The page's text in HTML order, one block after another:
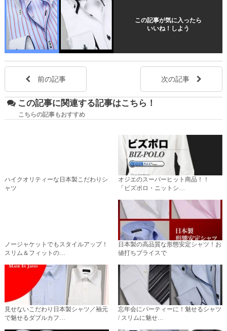
この記事が気に入ったら
いいね！しよう
前の記事 次の記事
この記事に関連する記事はこちら！
こちらの記事もおすすめ
ハイクオリティーな日本製こだわりシ
ャツ
オジエのスーパーヒット商品！！
「ビズポロ・ニットシ…
ノージャケットでもスタイルアップ！
スリム＆フィットの…
日本製の高品質な形態安定シャツ！お
値打ちプライスで
見せないこだわり日本製シャツ／袖元
で魅せるダブルカフ…
忘年会にパーティーに！魅せるシャツ
/ スリムに魅せ…